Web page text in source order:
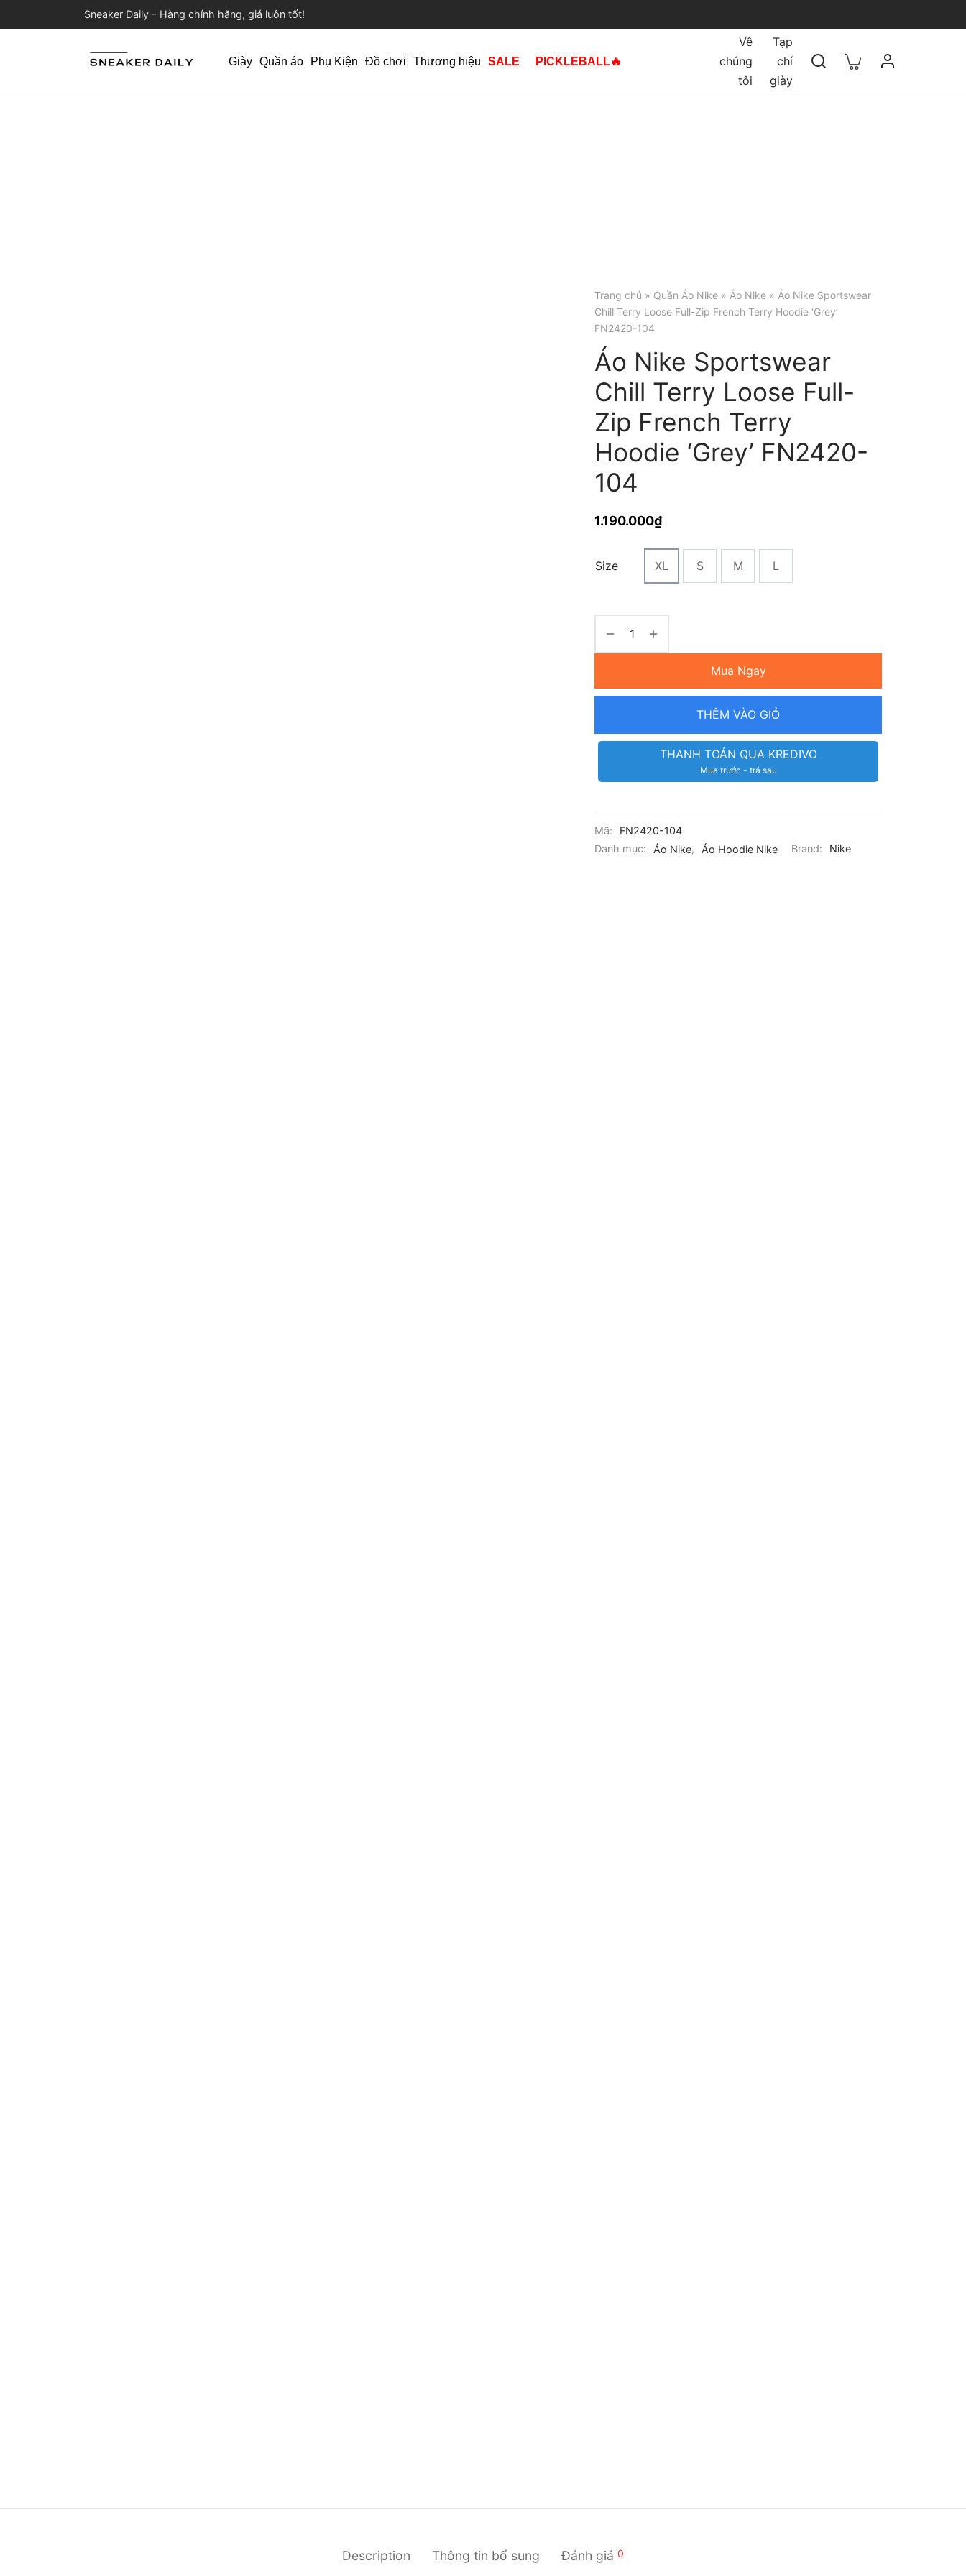
Sneaker Daily - Hàng chính hãng, giá luôn tốt!
Giày Quần áo Phụ Kiện Đồ chơi Thương hiệu SALE PICKLEBALL🔥
Về
chúng
tôi
Tạp
chí
giày
Trang chủ » Quần Áo Nike » Áo Nike » Áo Nike Sportswear
Chill Terry Loose Full-Zip French Terry Hoodie ‘Grey’
FN2420-104
Áo Nike Sportswear
Chill Terry Loose Full-
Zip French Terry
Hoodie ‘Grey’ FN2420-
104
1.190.000₫
Size XL S M L
Mua Ngay
THÊM VÀO GIỎ
THANH TOÁN QUA KREDIVO
Mua trước - trả sau
Mã:
FN2420-104
Danh mục:
Áo Nike, Áo Hoodie Nike Brand: Nike
Description Thông tin bổ sung Đánh giá 0